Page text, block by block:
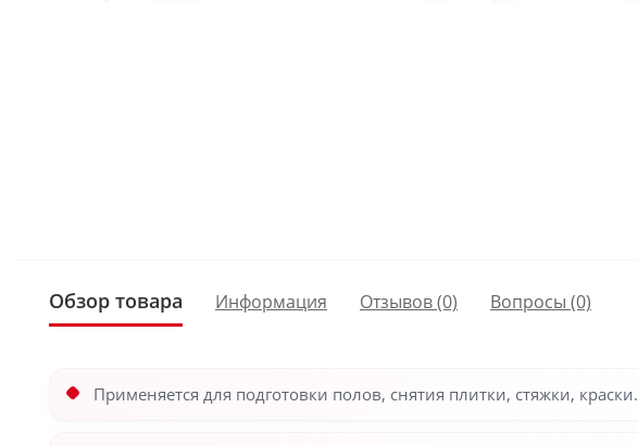
Обзор товара Информация Отзывов (0) Вопросы (0)
Применяется для подготовки полов, снятия плитки, стяжки, краски.